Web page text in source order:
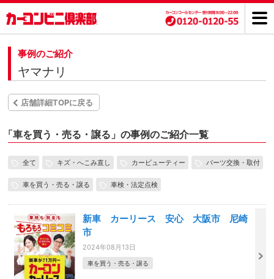
事例のご紹介
ヤマナリ
店舗詳細TOPに戻る
「車を買う・売る・譲る」の事例のご紹介一覧
全て キズ・へこみ直し カービューティー パーツ交換・取付
車を買う・売る・譲る 車検・法定点検
新車 カーリース 安心 大阪市 尼崎
市
2024年08月13日
車を買う・売る・譲る